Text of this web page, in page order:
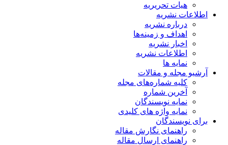
هیات تحریریه
اطلاعات نشریه
درباره نشریه
اهداف و زمینه‌ها
اخبار نشریه
اطلاعات نشریه
نمایه ها
آرشیو مجله و مقالات
کلیه شماره‌های مجله
آخرین شماره
نمایه نویسندگان
نمایه واژه های کلیدی
برای نویسندگان
راهنمای نگارش مقاله
راهنمای ارسال مقاله